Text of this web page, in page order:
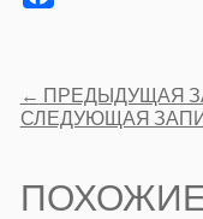
Post
navigation
← ПРЕДЫДУЩАЯ
СЛЕДУЮЩАЯ